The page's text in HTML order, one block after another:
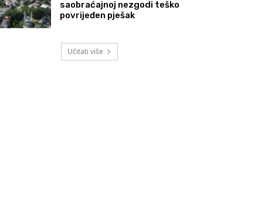
saobraćajnoj nezgodi teško
povrijeđen pješak
Učitati više